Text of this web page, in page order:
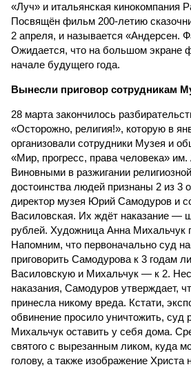
«Луч» и итальянская кинокомпания
Посвящён фильм 200-летию
2 апреля, и называется «Андерсен.
Ожидается, что на большом экране
начале будущего года.
Вынесли приговор сотрудникам
28 марта закончилось
«Осторожно, религия!», которую в
организовали сотрудники Музея и
«Мир, прогресс, права человека»
Виновными в разжигании
достоинства людей признаны 2 из
директор музея Юрий Самодуров и
Василовская. Их ждёт наказание —
рублей. Художница Анна Михальчук
Напомним, что первоначально суд
приговорить Самодурова к 3 годам
Василовскую и Михальчук — к 2.
наказания, Самодуров утверждает,
принесла никому вреда. Кстати,
обвинение просило уничтожить, суд
Михальчук оставить у себя дома.
святого с вырезанным ликом, куда
голову, а также изображение